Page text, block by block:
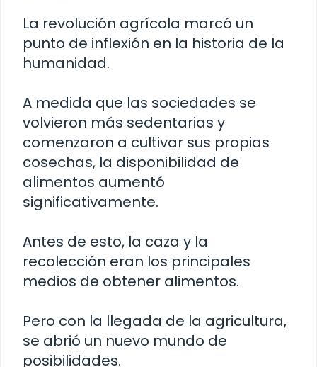
La revolución agrícola marcó un
punto de inflexión en la historia de la
humanidad.
A medida que las sociedades se
volvieron más sedentarias y
comenzaron a cultivar sus propias
cosechas, la disponibilidad de
alimentos aumentó
significativamente.
Antes de esto, la caza y la
recolección eran los principales
medios de obtener alimentos.
Pero con la llegada de la agricultura,
se abrió un nuevo mundo de
posibilidades.